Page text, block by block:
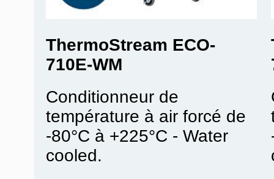
ThermoStream ECO-
710E-WM
Conditionneur de
température à air forcé de
-80°C à +225°C - Water
cooled.